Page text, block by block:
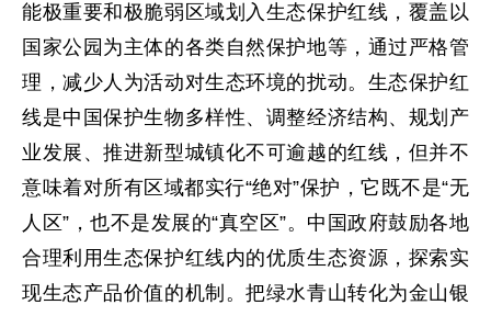
能极重要和极脆弱区域划入生态保护红线，覆盖以
国家公园为主体的各类自然保护地等，通过严格管
理，减少人为活动对生态环境的扰动。生态保护红
线是中国保护生物多样性、调整经济结构、规划产
业发展、推进新型城镇化不可逾越的红线，但并不
意味着对所有区域都实行“绝对”保护，它既不是“无
人区”，也不是发展的“真空区”。中国政府鼓励各地
合理利用生态保护红线内的优质生态资源，探索实
现生态产品价值的机制。把绿水青山转化为金山银